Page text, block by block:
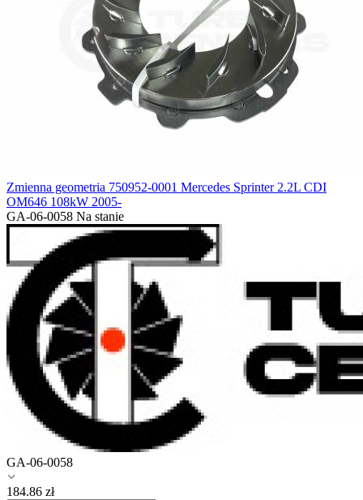
Zmienna geometria 750952-0001 Mercedes Sprinter 2.2L CDI
OM646 108kW 2005-
GA-06-0058 Na stanie
GA-06-0058
184.86 zł